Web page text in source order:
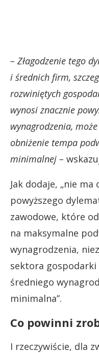
– Złagodzenie tego
i średnich firm,
rozwiniętych
wynosi znacznie
wynagrodzenia,
obniżenie tempa
minimalnej –
Jak dodaje, „nie
powyższego
zawodowe, które
na maksymalne
wynagrodzenia,
sektora gospodarki
średniego
minimalna”.
Co powinni
I rzeczywiście, dla